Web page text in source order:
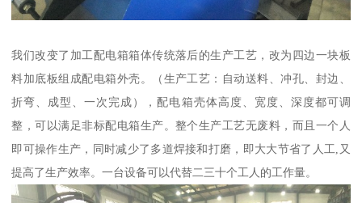
我们改变了加工配电箱箱体传统落后的生产工艺，改为四边一块板
料加底板组成配电箱外壳。（生产工艺：自动送料、冲孔、封边、
折弯、成型、一次完成），配电箱壳体高度、宽度、深度都可调
整，可以满足非标配电箱生产。整个生产工艺无废料，而且一个人
即可操作生产，同时减少了多道焊接和打磨，即大大节省了人工,又
提高了生产效率。一台设备可以代替二三十个工人的工作量。